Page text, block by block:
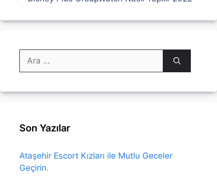
için
Son Yazılar
Ataşehir Escort Kızları ile Mutlu Geceler
Geçirin.